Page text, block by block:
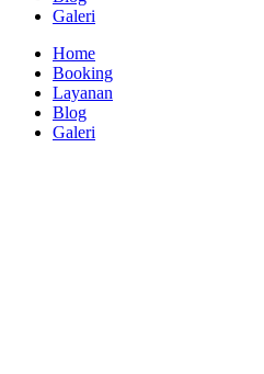
Galeri
Home
Booking
Layanan
Blog
Galeri